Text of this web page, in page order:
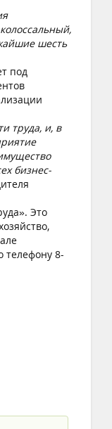
шесть
под
труда, и, в
бизнес-
Это
телефону 8-